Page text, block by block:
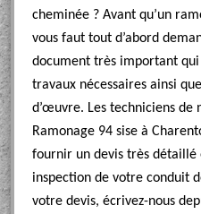
cheminée ? Avant qu’un
vous faut tout d’abord
document très important
travaux nécessaires ainsi
d’œuvre. Les techniciens de
Ramonage 94 sise à
fournir un devis très détaillé
inspection de votre conduit
votre devis, écrivez-nous